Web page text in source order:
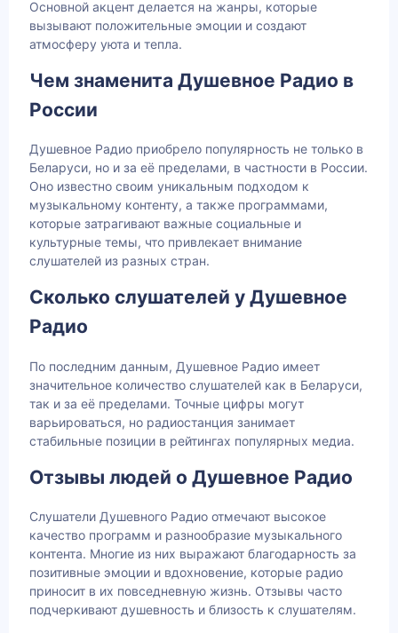
Основной акцент делается на жанры, которые
вызывают положительные эмоции и создают
атмосферу уюта и тепла.
Чем знаменита Душевное Радио в
России
Душевное Радио приобрело популярность не только в
Беларуси, но и за её пределами, в частности в России.
Оно известно своим уникальным подходом к
музыкальному контенту, а также программами,
которые затрагивают важные социальные и
культурные темы, что привлекает внимание
слушателей из разных стран.
Сколько слушателей у Душевное
Радио
По последним данным, Душевное Радио имеет
значительное количество слушателей как в Беларуси,
так и за её пределами. Точные цифры могут
варьироваться, но радиостанция занимает
стабильные позиции в рейтингах популярных медиа.
Отзывы людей о Душевное Радио
Слушатели Душевного Радио отмечают высокое
качество программ и разнообразие музыкального
контента. Многие из них выражают благодарность за
позитивные эмоции и вдохновение, которые радио
приносит в их повседневную жизнь. Отзывы часто
подчеркивают душевность и близость к слушателям.